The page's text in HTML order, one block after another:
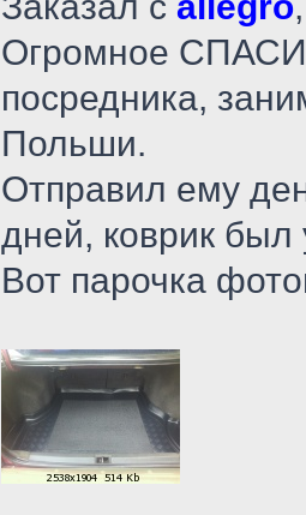
Огромное
посредника,
Польши.
Отправил ему
дней, коврик
Вот парочка